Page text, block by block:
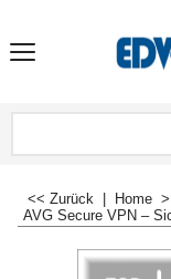
<< Zurück Home >
AVG Secure VPN –